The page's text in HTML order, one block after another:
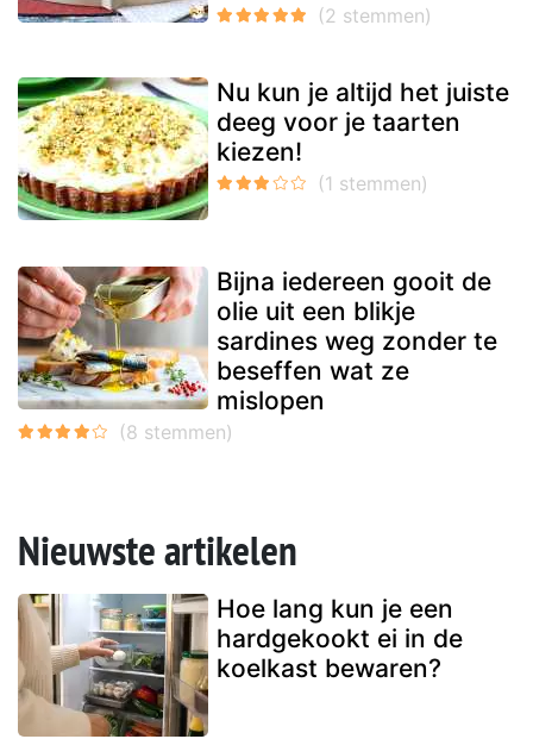
Nu kun je altijd het juiste
deeg voor je taarten
kiezen!
Bijna iedereen gooit de
olie uit een blikje
sardines weg zonder te
beseffen wat ze
mislopen
Nieuwste artikelen
Hoe lang kun je een
hardgekookt ei in de
koelkast bewaren?